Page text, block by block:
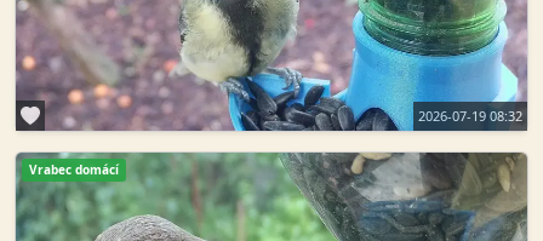
2026-07-19 08:32
Vrabec domácí